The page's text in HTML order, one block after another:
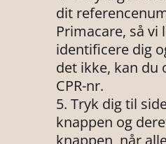
dit
Primacare, så vi
identificere dig
det ikke, kan du
CPR-nr.
Tryk dig til
knappen og
knappen, når